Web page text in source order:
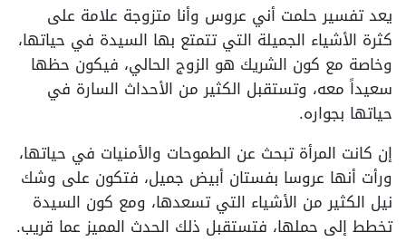
يعد تفسير حلمت أني عروس وأنا متزوجة علامة على
كثرة الأشياء الجميلة التي تتمتع بها السيدة في حياتها،
وخاصة مع كون الشريك هو الزوج الحالي، فيكون حظها
سعيداً معه، وتستقبل الكثير من الأحداث السارة في
حياتها بجواره.
إن كانت المرأة تبحث عن الطموحات والأمنيات في حياتها،
ورأت أنها عروسا بفستان أبيض جميل، فتكون على وشك
نيل الكثير من الأشياء التي تسعدها، ومع كون السيدة
تخطط إلى حملها، فتستقبل ذلك الحدث المميز عما قريب.